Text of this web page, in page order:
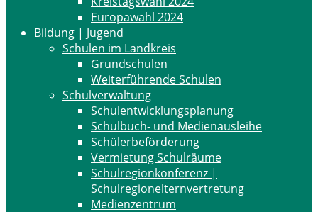
Europawahl 2024
Bildung | Jugend
Schulen im Landkreis
Grundschulen
Weiterführende Schulen
Schulverwaltung
Schulentwicklungsplanung
Schulbuch- und Medienausleihe
Schülerbeförderung
Vermietung Schulräume
Schulregionkonferenz |
Schulregionelternvertretung
Medienzentrum